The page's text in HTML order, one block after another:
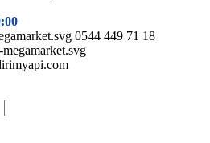
0544 449 71 18